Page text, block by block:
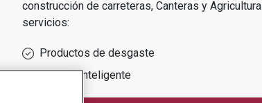
construcción de carreteras, Canteras y Agricultura
servicios:
Productos de desgaste
Gestión inteligente